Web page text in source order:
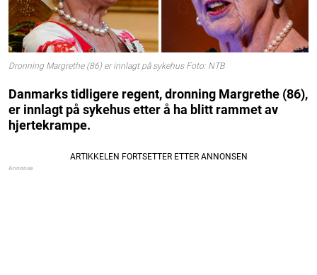
Dronning Margrethe (86) er innlagt på sykehus Foto: NTB
Danmarks tidligere regent, dronning Margrethe (86),
er innlagt på sykehus etter å ha blitt rammet av
hjertekrampe.